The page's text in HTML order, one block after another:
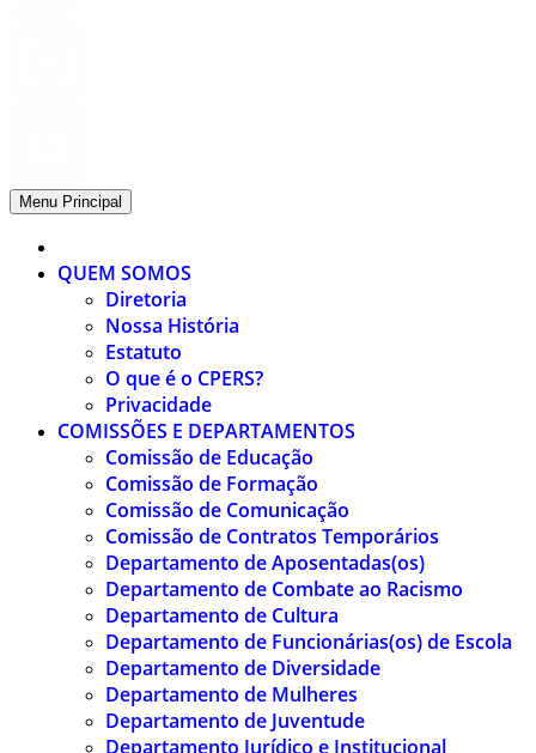
Menu Principal
QUEM SOMOS
Diretoria
Nossa História
Estatuto
O que é o CPERS?
Privacidade
COMISSÕES E DEPARTAMENTOS
Comissão de Educação
Comissão de Formação
Comissão de Comunicação
Comissão de Contratos Temporários
Departamento de Aposentadas(os)
Departamento de Combate ao Racismo
Departamento de Cultura
Departamento de Funcionárias(os) de Escola
Departamento de Diversidade
Departamento de Mulheres
Departamento de Juventude
Departamento Jurídico e Institucional